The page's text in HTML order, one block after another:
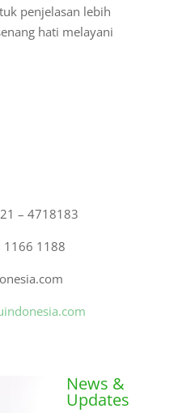
penjelasan lebih
hati melayani
– 4718183
1166 1188
News &
Updates